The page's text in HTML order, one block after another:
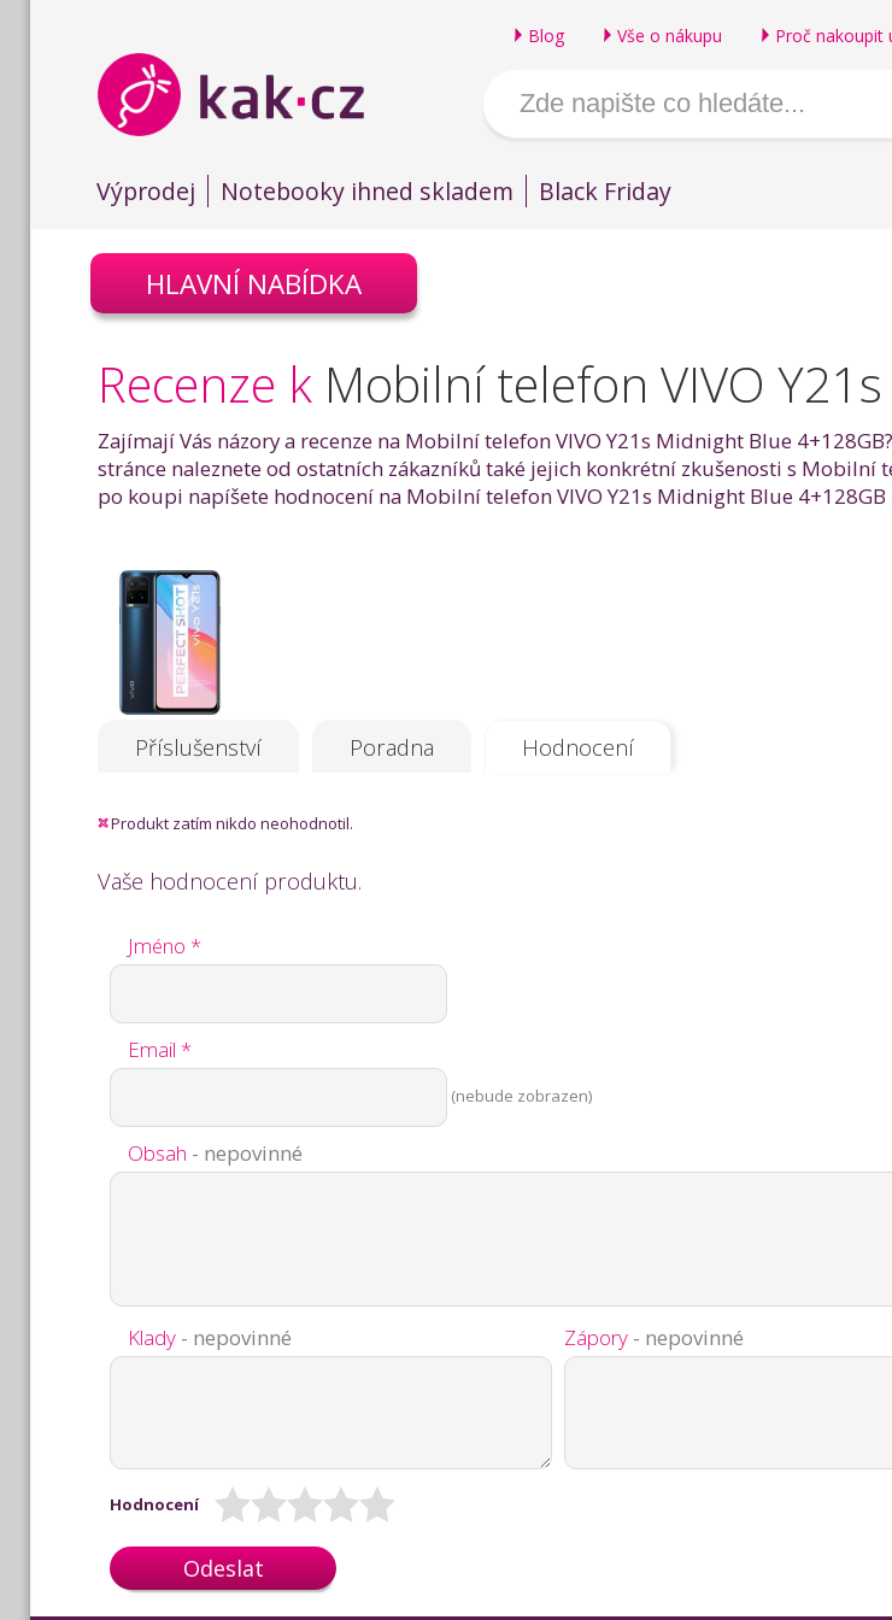
Blog Vše o nákupu Proč nakoupit
Výprodej Notebooky ihned skladem Black Friday
HLAVNÍ NABÍDKA
Recenze k Mobilní telefon VIVO
Zajímají Vás názory a recenze na Mobilní telefon VIVO Y21s Midnight Blue
stránce naleznete od ostatních zákazníků také jejich konkrétní zkušenosti s
po koupi napíšete hodnocení na Mobilní telefon VIVO Y21s Midnight Blue 4+128GB
Příslušenství Poradna Hodnocení
Produkt zatím nikdo neohodnotil.
Vaše hodnocení produktu.
Jméno *
Email *
(nebude zobrazen)
Obsah - nepovinné
Klady - nepovinné Zápory - nepovinné
Hodnocení
Odeslat